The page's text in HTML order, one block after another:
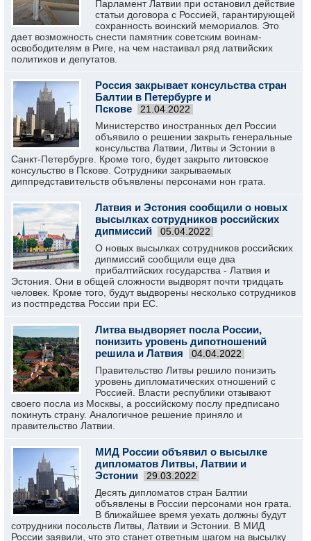
Парламент Латвии при остановил действие
статьи договора с Россией, гарантирующей
сохранность воинский мемориалов. Это
дает возможность снести памятник советским воинам-
освободителям в Риге, на чем настаивал ряд латвийских
политиков и депутатов.
Россия закрывает консульства стран
Балтии в Петербурге и
Пскове
21.04.2022
Министерство иностранных дел России
объявило о решении закрыть генеральные
консульства Латвии, Литвы и Эстонии в
Санкт-Петербурге. Кроме того, будет закрыто литовское
консульство в Пскове. Сотрудники закрываемых
диппредставительств объявлены персонами нон грата.
Латвия и Эстония сообщили о новых
высылках сотрудников российских
дипмиссий
05.04.2022
О новых высылках сотрудников российских
дипмиссий сообщили еще два
прибалтийских государства - Латвия и
Эстония. Они в общей сложности выдворят почти тридцать
человек. Кроме того, будут выдворены несколько сотрудников
из постпредства России при ЕС.
Литва выдворяет посла России,
понизить уровень дипотношений
решила и Латвия
04.04.2022
Правительство Литвы решило понизить
уровень дипломатических отношений с
Россией. Власти республики отзывают
своего посла из Москвы, а российскому послу предписано
покинуть страну. Аналогичное решение приняло и
правительство Латвии.
МИД России объявил о высылке
дипломатов Литвы, Латвии и
Эстонии
29.03.2022
Десять дипломатов стран Балтии
объявлены в России персонами нон грата.
В ближайшее время уехать должны будут
сотрудники посольств Литвы, Латвии и Эстонии. В МИД
России заявили, что это станет ответным шагом на высылку